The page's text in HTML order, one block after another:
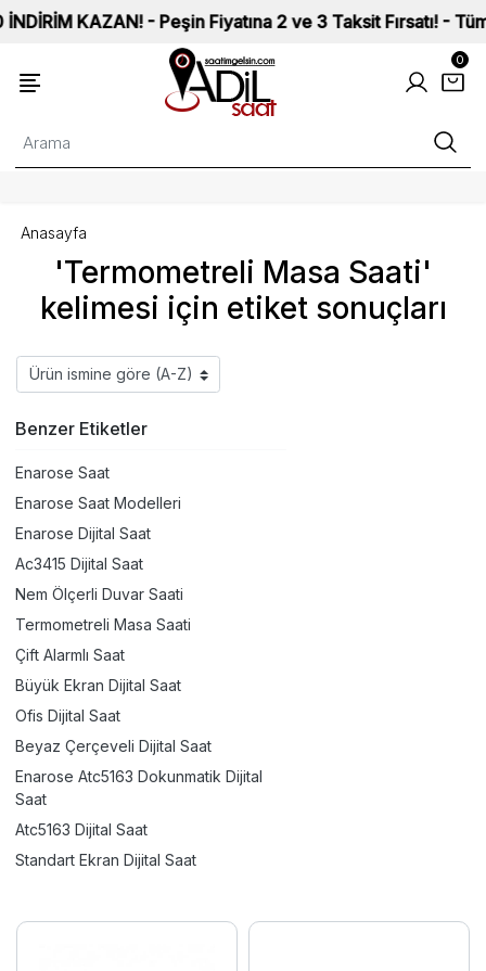
KAZAN! - Peşin Fiyatına 2 ve 3 Taksit Fırsatı! -
0
'Termometreli Masa Saati'
kelimesi için etiket sonuçları
Anasayfa
Benzer Etiketler
Enarose Saat
Enarose Saat Modelleri
Enarose Dijital Saat
Ac3415 Dijital Saat
Nem Ölçerli Duvar Saati
Termometreli Masa Saati
Çift Alarmlı Saat
Büyük Ekran Dijital Saat
Ofis Dijital Saat
Beyaz Çerçeveli Dijital Saat
Enarose Atc5163 Dokunmatik Dijital
Saat
Atc5163 Dijital Saat
Standart Ekran Dijital Saat